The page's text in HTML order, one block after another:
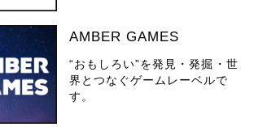
AMBER GAMES
“おもしろい”を発見・発掘・世
界とつなぐゲームレーベルで
す。